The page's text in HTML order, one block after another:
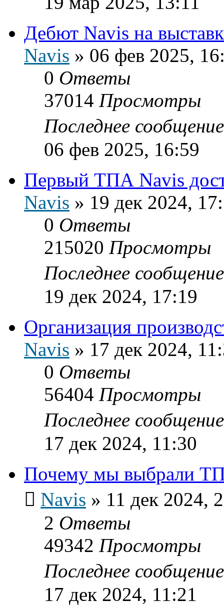
Дебют Navis на
Navis » 06 фев 2025,
0 Ответы
37014 Просмотры
Последнее
06 фев 2025, 16:59
Первый ТПА Navis
Navis » 19 дек 2024,
0 Ответы
215020 Просмотры
Последнее
19 дек 2024, 17:19
Организация
Navis » 17 дек 2024,
0 Ответы
56404 Просмотры
Последнее
17 дек 2024, 11:30
Почему мы выбрали
Navis » 11 дек 2024,
2 Ответы
49342 Просмотры
Последнее
17 дек 2024, 11:21